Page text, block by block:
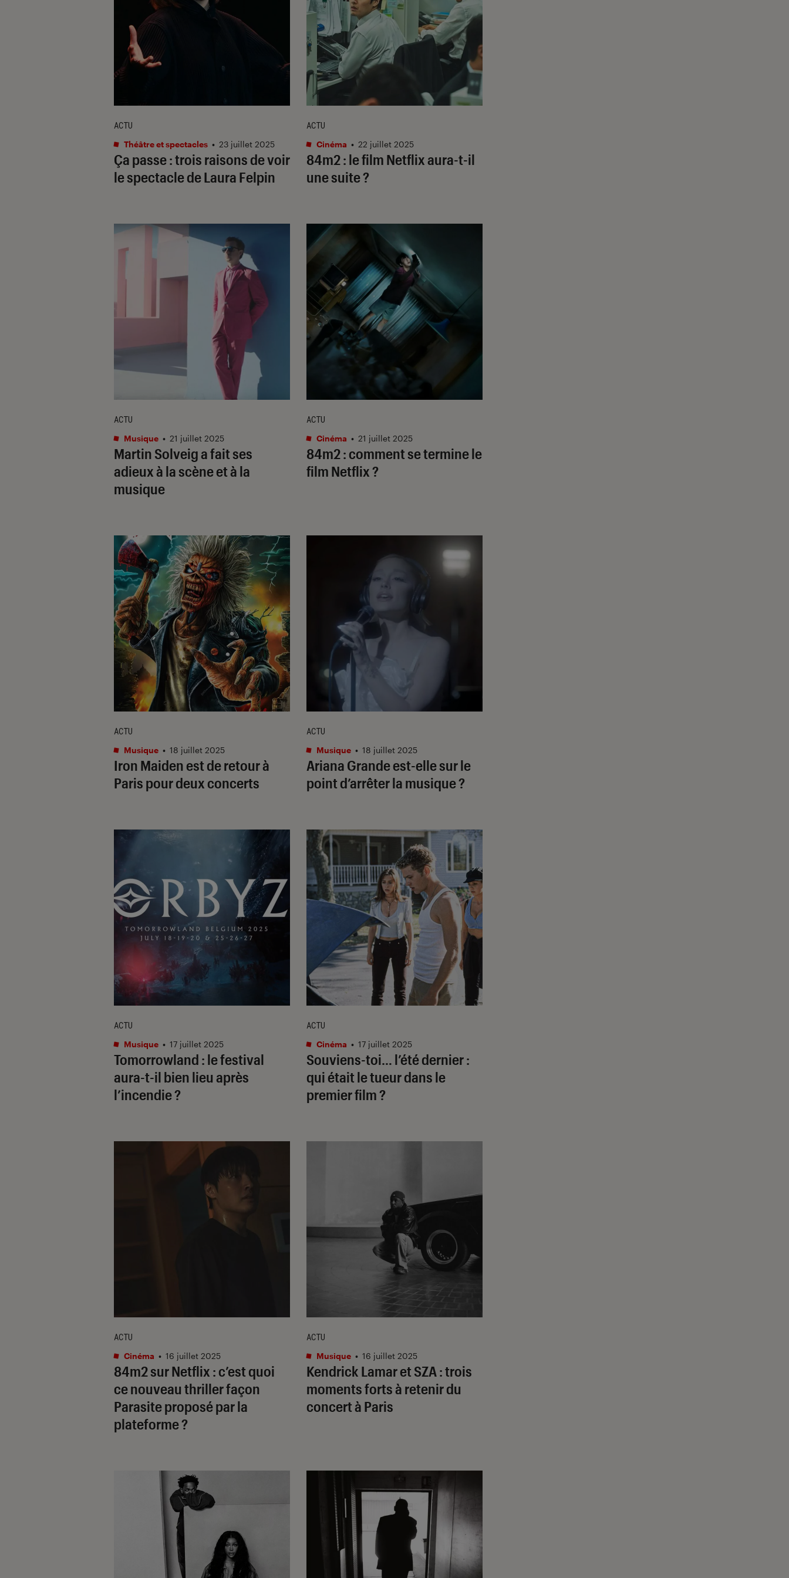
Ça passe: trois raisons de voir
le spectacle de Laura Felpin
ACTU
Théâtre et spectacles • 23 juillet 2025
84m2: le film Netflix aura-t-il
une suite ?
ACTU
Cinéma • 22 juillet 2025
Martin Solveig a fait ses
adieux à la scène et à la
musique
ACTU
Musique • 21 juillet 2025
84m2: comment se termine le
film Netflix ?
ACTU
Cinéma • 21 juillet 2025
Iron Maiden est de retour à
Paris pour deux concerts
ACTU
Musique • 18 juillet 2025
Ariana Grande est-elle sur le
point d’arrêter la musique ?
ACTU
Musique • 18 juillet 2025
Tomorrowland : le festival
aura-t-il bien lieu après
l’incendie ?
ACTU
Musique • 17 juillet 2025
Souviens-toi… l’été dernier:
qui était le tueur dans le
premier film ?
ACTU
Cinéma • 17 juillet 2025
84m2sur Netflix : c’est quoi
ce nouveau thriller façon
Parasiteproposé par la
plateforme ?
ACTU
Cinéma • 16 juillet 2025
Kendrick Lamar et SZA : trois
moments forts à retenir du
concert à Paris
ACTU
Musique • 16 juillet 2025